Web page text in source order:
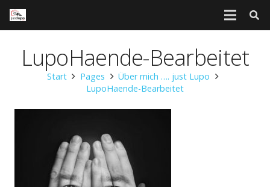
LupoHaende-Bearbeitet
Start Pages
Über mich …. just Lupo
LupoHaende-Bearbeitet